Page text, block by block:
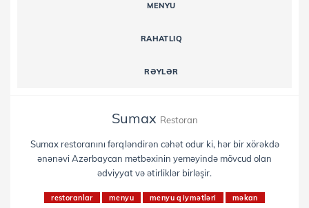
MENYU
RAHATLIQ
RƏYLƏR
Sumax Restoran
Sumax restoranını fərqləndirən cəhət odur ki, hər bir xörəkdə
ənənəvi Azərbaycan mətbəxinin yeməyində mövcud olan
ədviyyat və ətirliklər birləşir.
restoranlar menyu menyu qiymətləri məkan